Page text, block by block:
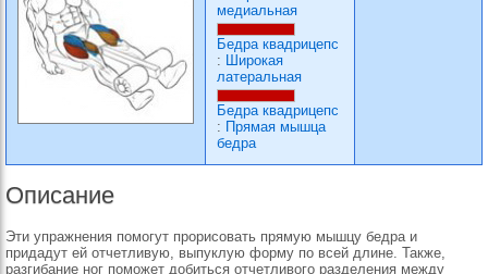
медиальная
Бедра квадрицепс
: Широкая
латеральная
Бедра квадрицепс
: Прямая мышца
бедра
Описание
Эти упражнения помогут прорисовать прямую мышцу бедра и
придадут ей отчетливую, выпуклую форму по всей длине. Также,
разгибание ног поможет добиться отчетливого разделения между